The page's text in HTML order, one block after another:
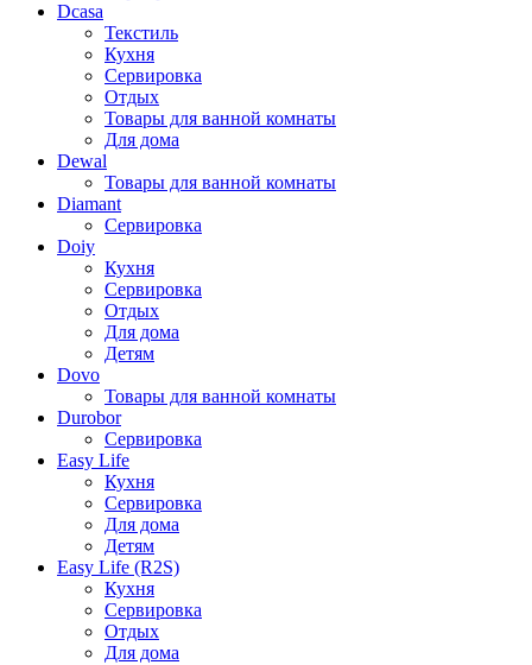
Dcasa
Текстиль
Кухня
Сервировка
Отдых
Товары для ванной комнаты
Для дома
Dewal
Товары для ванной комнаты
Diamant
Сервировка
Doiy
Кухня
Сервировка
Отдых
Для дома
Детям
Dovo
Товары для ванной комнаты
Durobor
Сервировка
Easy Life
Кухня
Сервировка
Для дома
Детям
Easy Life (R2S)
Кухня
Сервировка
Отдых
Для дома